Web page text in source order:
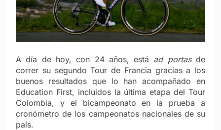
A día de hoy, con 24 años, está ad portasde
correr su segundo Tour de Francia gracias a los
buenos resultados que lo han acompañado en
Education First, incluidos la última etapa del Tour
Colombia, y el bicampeonato en la prueba a
cronómetro de los campeonatos nacionales de su
país.